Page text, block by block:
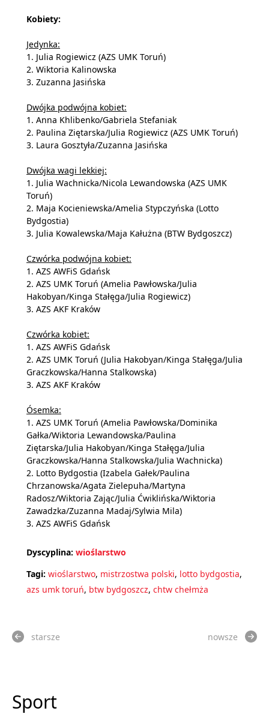
Kobiety:
Jedynka:
1. Julia Rogiewicz (AZS UMK Toruń)
2. Wiktoria Kalinowska
3. Zuzanna Jasińska
Dwójka podwójna kobiet:
1. Anna Khlibenko/Gabriela Stefaniak
2. Paulina Ziętarska/Julia Rogiewicz (AZS UMK Toruń)
3. Laura Gosztyła/Zuzanna Jasińska
Dwójka wagi lekkiej:
1. Julia Wachnicka/Nicola Lewandowska (AZS UMK
Toruń)
2. Maja Kocieniewska/Amelia Stypczyńska (Lotto
Bydgostia)
3. Julia Kowalewska/Maja Kałużna (BTW Bydgoszcz)
Czwórka podwójna kobiet:
1. AZS AWFiS Gdańsk
2. AZS UMK Toruń (Amelia Pawłowska/Julia
Hakobyan/Kinga Stałęga/Julia Rogiewicz)
3. AZS AKF Kraków
Czwórka kobiet:
1. AZS AWFiS Gdańsk
2. AZS UMK Toruń (Julia Hakobyan/Kinga Stałęga/Julia
Graczkowska/Hanna Stalkowska)
3. AZS AKF Kraków
Ósemka:
1. AZS UMK Toruń (Amelia Pawłowska/Dominika
Gałka/Wiktoria Lewandowska/Paulina
Ziętarska/Julia Hakobyan/Kinga Stałęga/Julia
Graczkowska/Hanna Stalkowska/Julia Wachnicka)
2. Lotto Bydgostia (Izabela Gałek/Paulina
Chrzanowska/Agata Zielepuha/Martyna
Radosz/Wiktoria Zając/Julia Ćwiklińska/Wiktoria
Zawadzka/Zuzanna Madaj/Sylwia Mila)
3. AZS AWFiS Gdańsk
Dyscyplina: wioślarstwo
Tagi: wioślarstwo, mistrzostwa polski, lotto bydgostia,
azs umk toruń, btw bydgoszcz, chtw chełmża
starsze nowsze
Sport